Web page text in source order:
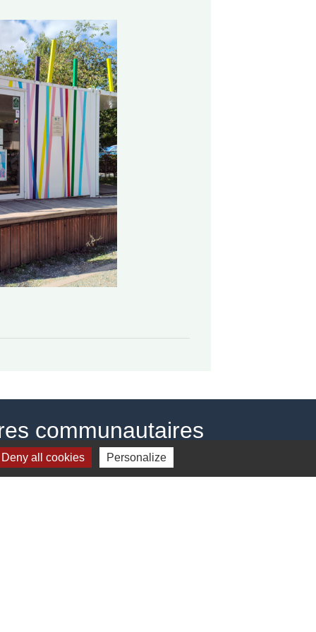
communautaires
all cookies Personalize